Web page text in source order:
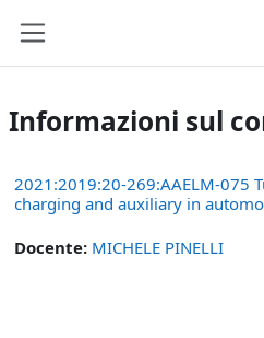
Informazioni sul
2021:2019:20-269:AAELM-075
charging and auxiliary in
Docente: MICHELE PINELLI